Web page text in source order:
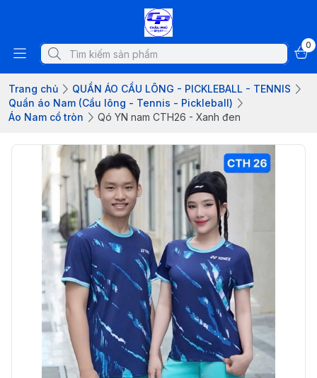
0
Trang chủ
QUẦN ÁO CẦU LÔNG - PICKLEBALL - TENNIS
Quần áo Nam (Cầu lông - Tennis - Pickleball)
Áo Nam cổ tròn
Qó YN nam CTH26 - Xanh đen